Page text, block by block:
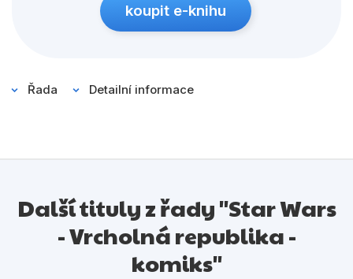
Strážci míru a spravedlnosti budou čelit smrtelně
kdokoli mohl tušit…
koupit e-knihu
Řada Detailní informace
Další tituly z řady "Star Wars
- Vrcholná republika -
komiks"